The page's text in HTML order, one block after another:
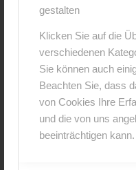
gestalten
Klicken Sie auf die
verschiedenen
Sie können auch
Beachten Sie, dass
von Cookies Ihre
und die von uns
beeinträchtigen kann.
Hinterlasse
An der Diskussion beteiligen?
Hinterlasse uns deinen